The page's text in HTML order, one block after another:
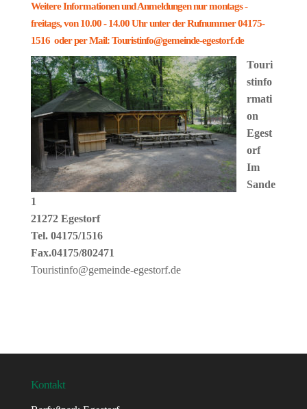
Weitere Informationen und Anmeldungen nur montags -
freitags, von 10.00 - 14.00 Uhr unter der Rufnummer 04175-
1516 oder per Mail: Touristinfo@gemeinde-egestorf.de
Touri
stinfo
rmati
on
Egest
orf
Im
Sande
1
21272 Egestorf
Tel. 04175/1516
Fax.04175/802471
Touristinfo@gemeinde-egestorf.de
Kontakt